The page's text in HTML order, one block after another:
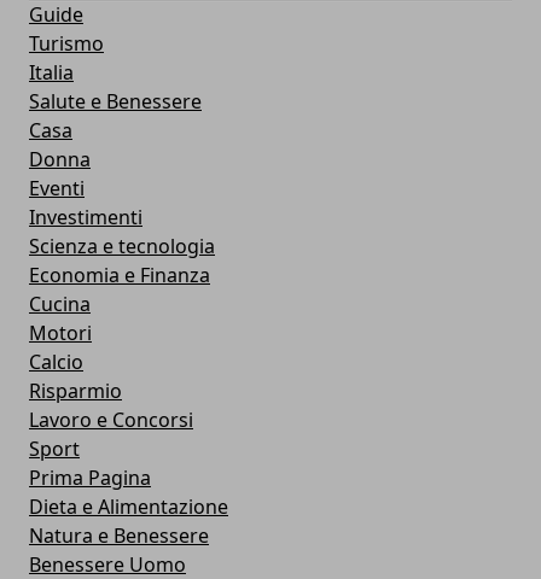
Guide
Turismo
Italia
Salute e Benessere
Casa
Donna
Eventi
Investimenti
Scienza e tecnologia
Economia e Finanza
Cucina
Motori
Calcio
Risparmio
Lavoro e Concorsi
Sport
Prima Pagina
Dieta e Alimentazione
Natura e Benessere
Benessere Uomo